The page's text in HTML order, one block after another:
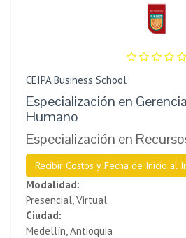
CEIPA Business School
Especialización en
Humano
Especialización en
Recibir Costos y Fecha de Inicio al
Modalidad:
Presencial, Virtual
Ciudad:
Medellín, Antioquia